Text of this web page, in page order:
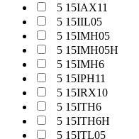
5 15IAX11
5 15IIL05
5 15IMH05
5 15IMH05H
5 15IMH6
5 15IPH11
5 15IRX10
5 15ITH6
5 15ITH6H
5 15ITL05